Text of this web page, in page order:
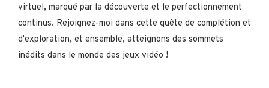
virtuel, marqué par la découverte et le perfectionnement
continus. Rejoignez-moi dans cette quête de complétion et
d'exploration, et ensemble, atteignons des sommets
inédits dans le monde des jeux vidéo !